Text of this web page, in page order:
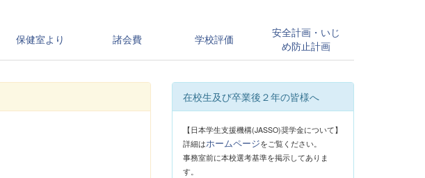
保健室より 諸会費 学校評価
安全計画・いじ
め防止計画
在校生及び卒業後２年の皆様へ
【日本学生支援機構(JASSO)奨学金について】
詳細はホームページをご覧ください。
事務室前に本校選考基準を掲示してありま
す。